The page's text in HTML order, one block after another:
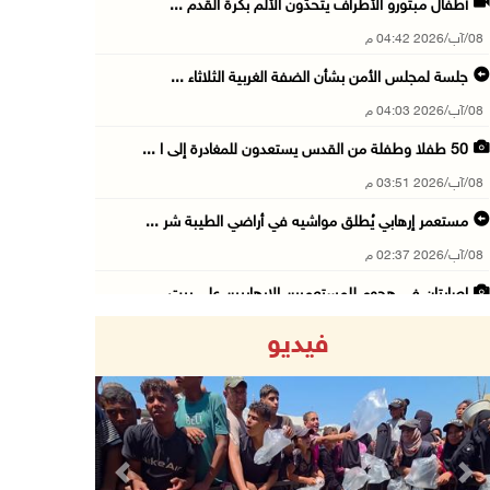
أطفال مبتورو الأطراف يتحدّون الألم بكرة القدم ...
08/آب/2026 04:42 م
جلسة لمجلس الأمن بشأن الضفة الغربية الثلاثاء ...
08/آب/2026 04:03 م
50 طفلا وطفلة من القدس يستعدون للمغادرة إلى ا ...
08/آب/2026 03:51 م
مستعمر إرهابي يُطلق مواشيه في أراضي الطيبة شر ...
08/آب/2026 02:37 م
إصابتان في هجوم للمستعمرين الإرهابيين على بيت ...
08/آب/2026 02:11 م
عبوات المعلبات الفارغة لزراعة الأشتال في غزة
08/آب/2026 12:53 م
فيديو
Previous Next